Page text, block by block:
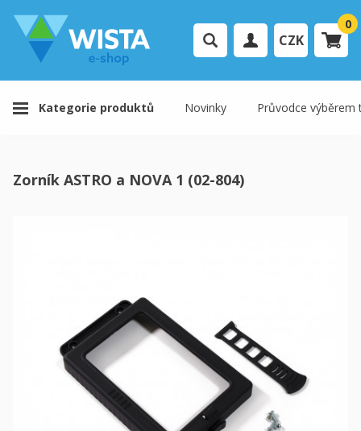
Registrace uživatele
CZK
0
K pokladně
Kategorie produktů Novinky Průvodce výběrem
Zorník ASTRO a NOVA 1 (02-804)